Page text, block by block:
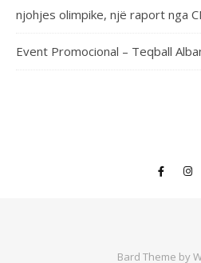
njohjes olimpike, një raport nga
Event Promocional – Teqball
Bard Theme by